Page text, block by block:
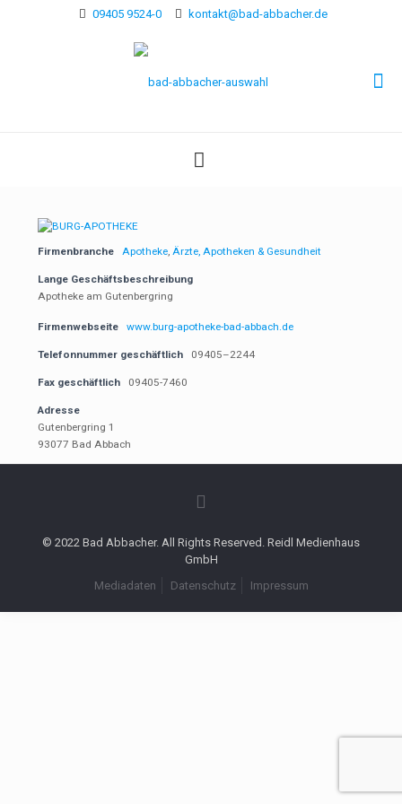
09405 9524-0 kontakt@bad-abbacher.de
Firmenbranche Apotheke, Ärzte, Apotheken & Gesundheit
Lange Geschäftsbeschreibung
Apotheke am Gutenbergring
Firmenwebseite www.burg-apotheke-bad-abbach.de
Telefonnummer geschäftlich 09405–2244
Fax geschäftlich 09405-7460
Adresse
Gutenbergring 1
93077 Bad Abbach
© 2022 Bad Abbacher. All Rights Reserved. Reidl Medienhaus
GmbH
Mediadaten
Datenschutz Impressum